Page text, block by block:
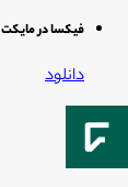
فیکسا در مایکت
دانلود